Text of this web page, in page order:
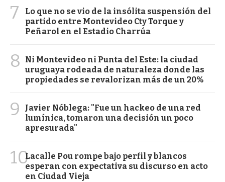
7
Lo que no se vio de la insólita suspensión del
partido entre Montevideo Cty Torque y
Peñarol en el Estadio Charrúa
8
Ni Montevideo ni Punta del Este: la ciudad
uruguaya rodeada de naturaleza donde las
propiedades se revalorizan más de un 20%
9
Javier Nóblega: "Fue un hackeo de una red
lumínica, tomaron una decisión un poco
apresurada"
10Lacalle Pou rompe bajo perfil y blancos
esperan con expectativa su discurso en acto
en Ciudad Vieja